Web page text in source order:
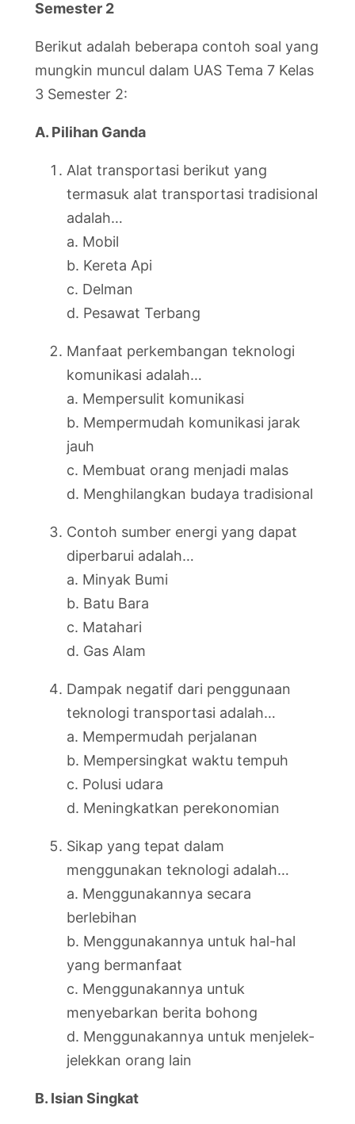
Semester 2
Berikut adalah beberapa contoh soal yang
mungkin muncul dalam UAS Tema 7 Kelas
3 Semester 2:
A. Pilihan Ganda
Alat transportasi berikut yang
termasuk alat transportasi tradisional
adalah…
a. Mobil
b. Kereta Api
c. Delman
d. Pesawat Terbang
Manfaat perkembangan teknologi
komunikasi adalah…
a. Mempersulit komunikasi
b. Mempermudah komunikasi jarak
jauh
c. Membuat orang menjadi malas
d. Menghilangkan budaya tradisional
Contoh sumber energi yang dapat
diperbarui adalah…
a. Minyak Bumi
b. Batu Bara
c. Matahari
d. Gas Alam
Dampak negatif dari penggunaan
teknologi transportasi adalah…
a. Mempermudah perjalanan
b. Mempersingkat waktu tempuh
c. Polusi udara
d. Meningkatkan perekonomian
Sikap yang tepat dalam
menggunakan teknologi adalah…
a. Menggunakannya secara
berlebihan
b. Menggunakannya untuk hal-hal
yang bermanfaat
c. Menggunakannya untuk
menyebarkan berita bohong
d. Menggunakannya untuk menjelek-
jelekkan orang lain
B. Isian Singkat